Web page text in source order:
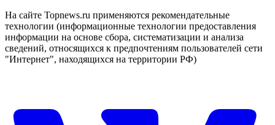
На сайте Topnews.ru применяются рекомендательные
технологии (информационные технологии предоставления
информации на основе сбора, систематизации и анализа
сведений, относящихся к предпочтениям пользователей сети
"Интернет", находящихся на территории РФ)